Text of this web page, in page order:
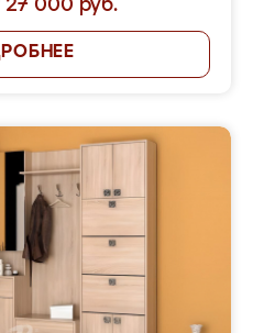
27 000 руб.